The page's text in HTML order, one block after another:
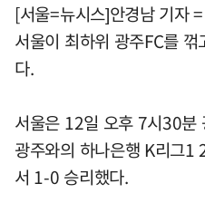
[서울=뉴시스]안경남 기자
서울이 최하위 광주FC를
다.
서울은 12일 오후 7시30분
광주와의 하나은행 K리그
서 1-0 승리했다.